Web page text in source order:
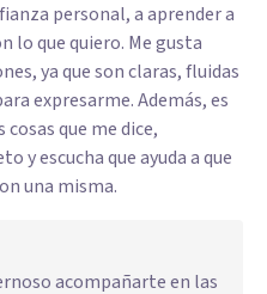
personal, a aprender a
lo que quiero. Me gusta
ya que son claras, fluidas
expresarme. Además, es
que me dice,
y escucha que ayuda a que
una misma.
acompañarte en las